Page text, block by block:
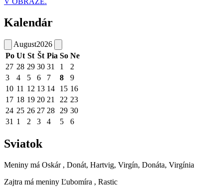
Kalendár
August2026
Po Ut St Št Pia So Ne
27 28 29 30 31 1
2
3
4 5 6 7 8
9
10 11 12 13 14 15 16
17 18 19 20 21 22 23
24 25 26 27 28 29 30
31 1 2 3 4 5 6
Sviatok
Meniny má Oskár , Donát, Hartvig, Virgín, Donáta, Virgínia
Zajtra má meniny Ľubomíra , Rastic